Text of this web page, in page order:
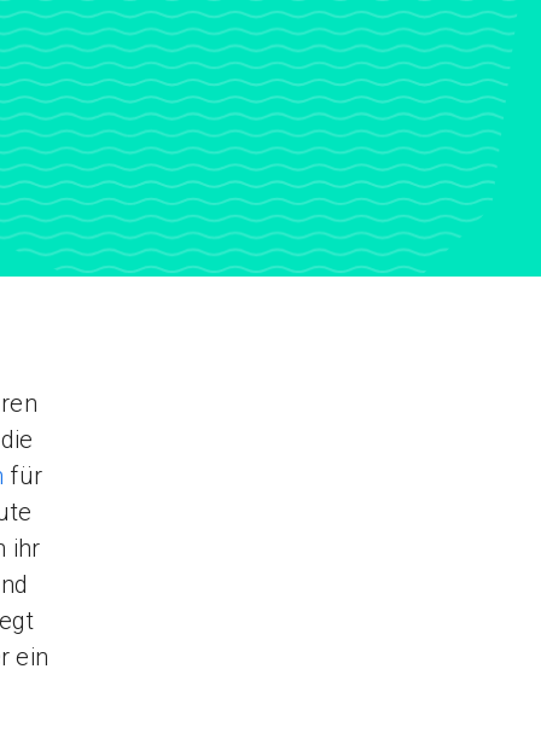
für
ihr
ein